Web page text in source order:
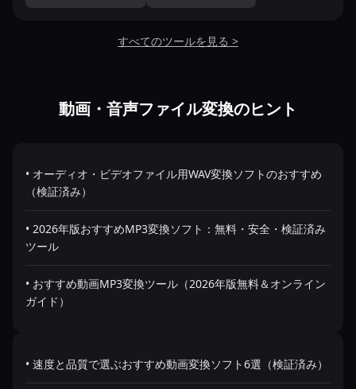
すべてのツールを見る >
動画・音声ファイル変換のヒント
• オーディオ・ビデオファイル用WAV変換ソフトのおすすめ
（検証済み）
• 2026年版おすすめMP3変換ソフト：無料・安全・検証済み
ツール
• おすすめ動画MP3変換ツール（2026年版無料＆オンライン
ガイド）
• 速度と品質で選ぶおすすめ動画変換ソフト6選（検証済み）